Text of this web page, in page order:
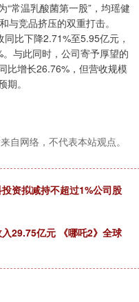
温乳酸菌第一股”，均瑶健
与竞品挤压的双重打击。
比下降2.71%至5.95亿元，
与此同时，公司寄予厚望的
增长26.76%，但营收规模
。
自网络，不代表本站观点。
资拟减持不超过1%公司股
29.75亿元 《哪吒2》全球